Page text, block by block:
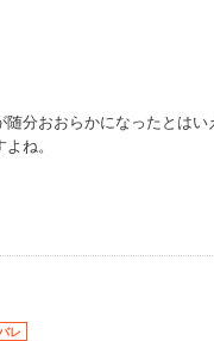
分おおらかになったとは
ね。
。いつかご両親に恋人だ
しいと感じた作品。
素敵だなと素朴に思えまし
の方がセクシーで目を惹
させてくれます。
。
レ